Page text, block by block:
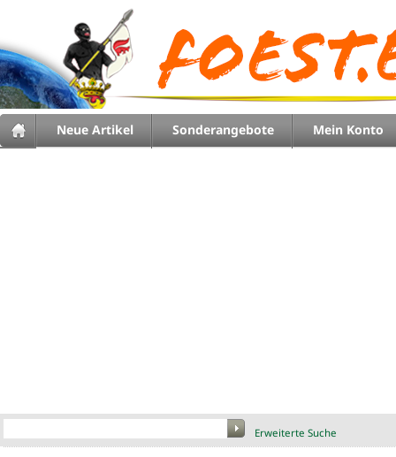
Neue Artikel Sonderangebote Mein Konto
Erweiterte Suche